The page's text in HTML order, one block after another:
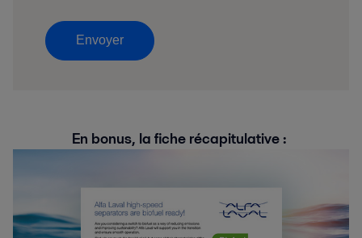
Envoyer
En bonus, la fiche récapitulative :